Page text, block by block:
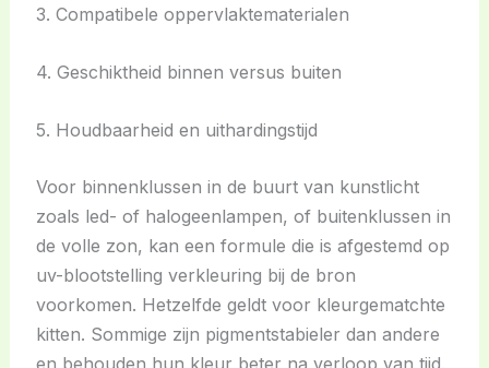
3. Compatibele oppervlaktematerialen
4. Geschiktheid binnen versus buiten
5. Houdbaarheid en uithardingstijd
Voor binnenklussen in de buurt van kunstlicht
zoals led- of halogeenlampen, of buitenklussen in
de volle zon, kan een formule die is afgestemd op
uv-blootstelling verkleuring bij de bron
voorkomen. Hetzelfde geldt voor kleurgematchte
kitten. Sommige zijn pigmentstabieler dan andere